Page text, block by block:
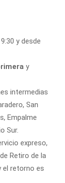
y desde
y
intermedias
San
Empalme
Sur.
expreso,
Retiro de la
el retorno es